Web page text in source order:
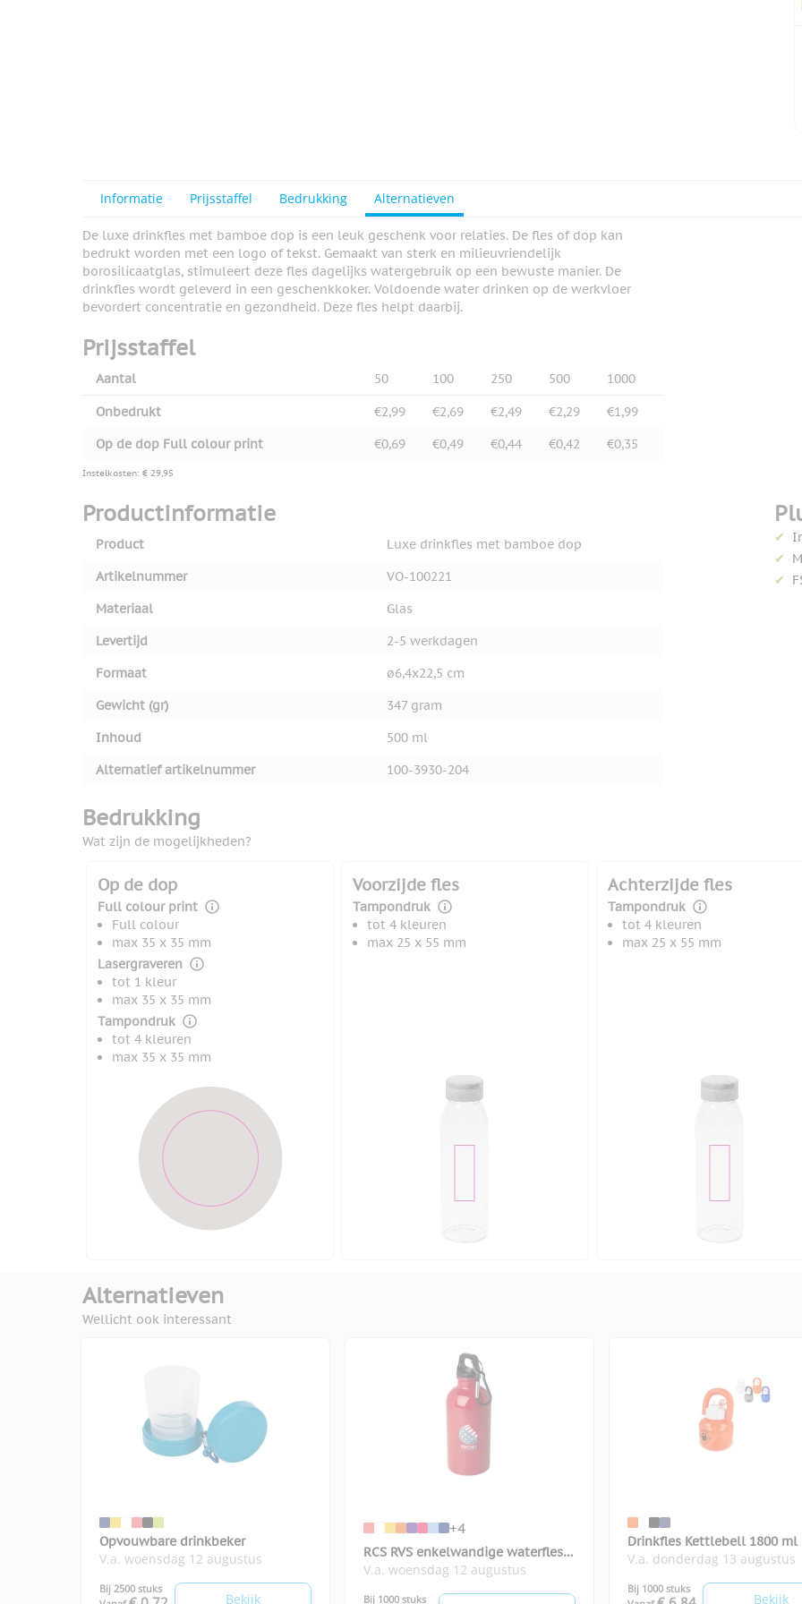
Informatie Prijsstaffel Bedrukking Alternatieven
De luxe drinkfles met bamboe dop is een leuk geschenk voor relaties. De fles of dop kan
bedrukt worden met een logo of tekst. Gemaakt van sterk en milieuvriendelijk
borosilicaatglas, stimuleert deze fles dagelijks watergebruik op een bewuste manier. De
drinkfles wordt geleverd in een geschenkkoker. Voldoende water drinken op de werkvloer
bevordert concentratie en gezondheid. Deze fles helpt daarbij.
Prijsstaffel
Aantal 50 100 250 500 1000
Onbedrukt €2,99 €2,69 €2,49 €2,29
€1,99
Op de dop Full colour print
€0,69 €0,49 €0,44 €0,42 €0,35
Instelkosten: € 29,95
Productinformatie
Product
Luxe drinkfles met bamboe dop
Artikelnummer
VO-100221
Materiaal
Glas
Levertijd
2-5 werkdagen
Formaat
ø6,4x22,5 cm
Gewicht (gr)
347 gram
Inhoud
500 ml
Alternatief artikelnummer
100-3930-204
Bedrukking
Wat zijn de mogelijkheden?
Op de dop
Full colour print
Full colour
max 35 x 35 mm
Lasergraveren
tot 1 kleur
max 35 x 35 mm
Tampondruk
tot 4 kleuren
max 35 x 35 mm
Voorzijde fles
Tampondruk
tot 4 kleuren
max 25 x 55 mm
Achterzijde fles
Tampondruk
tot 4 kleuren
max 25 x 55 mm
Alternatieven
Wellicht ook interessant
Opvouwbare drinkbeker
V.a. woensdag 12 augustus
Bij 2500 stuks
Bekijk
+4
RCS RVS enkelwandige waterfles
Oregon 400 ml
V.a. woensdag 12 augustus
Bij 1000 stuks
Drinkfles Kettlebell 1800 ml
V.a. donderdag 13 augustus
Bij 1000 stuks
Bekijk